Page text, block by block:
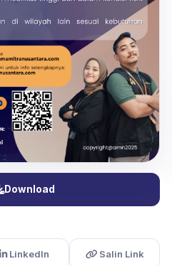
Download
LinkedIn Salin Link